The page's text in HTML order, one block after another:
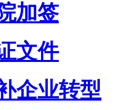
加签
文件
企业转型